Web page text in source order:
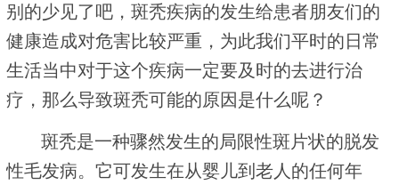
别的少见了吧，斑秃疾病的发生给患者朋友们的
健康造成对危害比较严重，为此我们平时的日常
生活当中对于这个疾病一定要及时的去进行治
疗，那么导致斑秃可能的原因是什么呢？
斑秃是一种骤然发生的局限性斑片状的脱发
性毛发病。它可发生在从婴儿到老人的任何年